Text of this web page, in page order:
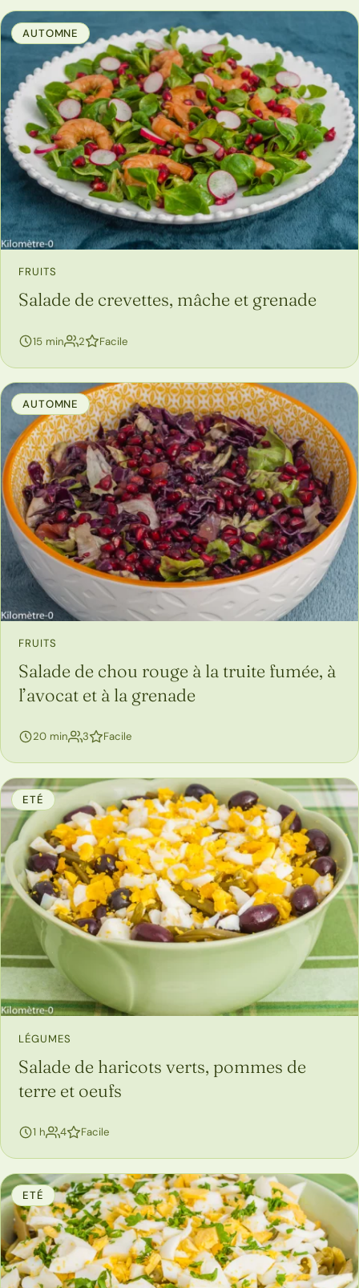
AUTOMNE
FRUITS
Salade de crevettes, mâche et grenade
15 min 2personnes
Facile
AUTOMNE
FRUITS
Salade de chou rouge à la truite fumée, à
l’avocat et à la grenade
20 min 3personnes
Facile
ETÉ
LÉGUMES
Salade de haricots verts, pommes de
terre et oeufs
1 h 4personnes
Facile
ETÉ